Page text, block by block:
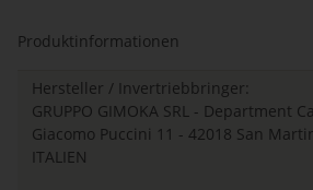
Produktinformationen
Hersteller / Invertriebbringer:
GRUPPO GIMOKA SRL - Department
Giacomo Puccini 11 - 42018 San
ITALIEN